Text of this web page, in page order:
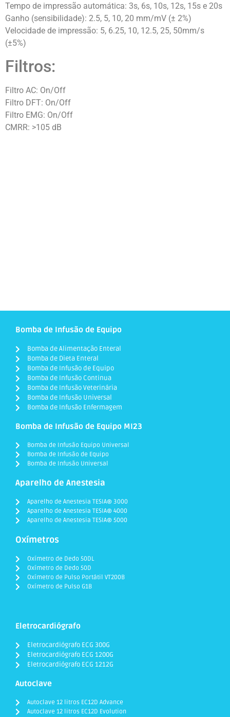
Tempo de impressão automática: 3s, 6s, 10s, 12s, 15s e 20s
Ganho (sensibilidade): 2.5, 5, 10, 20 mm/mV (± 2%)
Velocidade de impressão: 5, 6.25, 10, 12.5, 25, 50mm/s
(±5%)
Filtros:
Filtro AC: On/Off
Filtro DFT: On/Off
Filtro EMG: On/Off
CMRR: >105 dB
Bomba de Infusão de Equipo
Bomba de Alimentação Enteral
Bomba de Dieta Enteral
Bomba de Infusão de Equipo
Bomba de Infusão Continua
Bomba de Infusão Veterinária
Bomba de Infusão Universal
Bomba de Infusão Enfermagem
Bomba de Infusão de Equipo MI23
Bomba de Infusão Equipo Universal
Bomba de Infusão de Equipo
Bomba de Infusão Universal
Aparelho de Anestesia
Aparelho de Anestesia TESIA® 3000
Aparelho de Anestesia TESIA® 4000
Aparelho de Anestesia TESIA® 5000
Oxímetros
Oxímetro de Dedo 50DL
Oxímetro de Dedo 50D
Oxímetro de Pulso Portátil VT200B
Oxímetro de Pulso G1B
Eletrocardiógrafo
Eletrocardiógrafo ECG 300G
Eletrocardiógrafo ECG 1200G
Eletrocardiógrafo ECG 1212G
Autoclave
Autoclave 12 litros EC12D Advance
Autoclave 12 litros EC12D Evolution